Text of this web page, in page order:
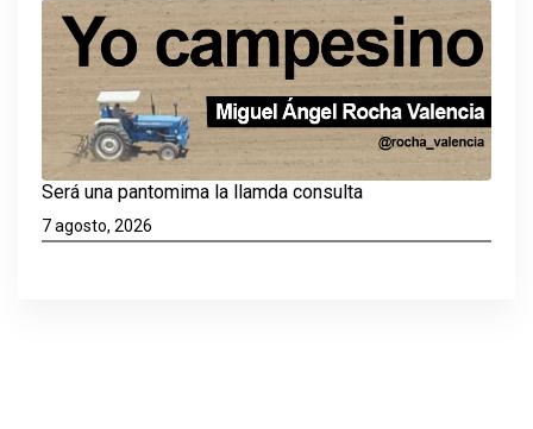
Será una pantomima la llamda consulta
7 agosto, 2026